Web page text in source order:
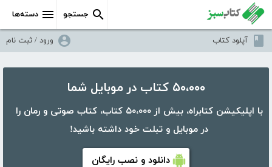
دسته‌ها جستجو
آپلود کتاب ورود / ثبت نام
۵۰،۰۰۰ کتاب در موبایل شما
با اپلیکیشن کتابراه، بیش از ۵۰،۰۰۰ کتاب، کتاب صوتی و رمان را
در موبایل و تبلت خود داشته باشید!
دانلود و نصب رایگان